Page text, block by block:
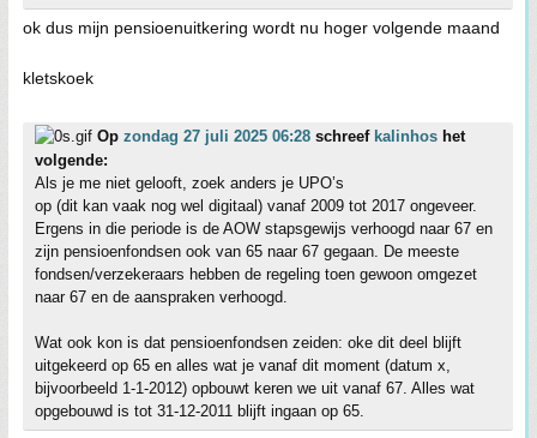
ok dus mijn pensioenuitkering wordt nu hoger volgende maand
kletskoek
Op zondag 27 juli 2025 06:28 schreef kalinhos het
volgende:
Als je me niet gelooft, zoek anders je UPO’s
op (dit kan vaak nog wel digitaal) vanaf 2009 tot 2017 ongeveer.
Ergens in die periode is de AOW stapsgewijs verhoogd naar 67 en
zijn pensioenfondsen ook van 65 naar 67 gegaan. De meeste
fondsen/verzekeraars hebben de regeling toen gewoon omgezet
naar 67 en de aanspraken verhoogd.
Wat ook kon is dat pensioenfondsen zeiden: oke dit deel blijft
uitgekeerd op 65 en alles wat je vanaf dit moment (datum x,
bijvoorbeeld 1-1-2012) opbouwt keren we uit vanaf 67. Alles wat
opgebouwd is tot 31-12-2011 blijft ingaan op 65.